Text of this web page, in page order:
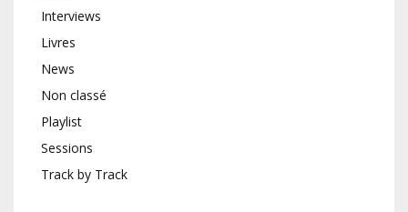
Interviews
Livres
News
Non classé
Playlist
Sessions
Track by Track